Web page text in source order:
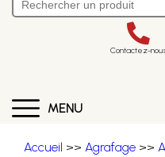
Contactez-
MENU
Accueil >> Agrafage >>